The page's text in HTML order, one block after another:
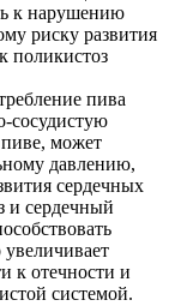
к нарушению
риску развития
поликистоз
пива
сосудистую
может
давлению,
сердечных
и сердечный
к отечности и
системой.